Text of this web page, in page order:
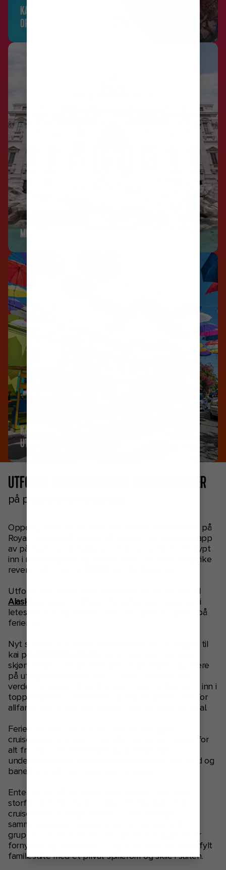
KARIBISK
OPPLEVELSE
MIDDELHAVSFERIE
KARIBISK
UTFERDSEL
UTFORSK UFORGLEMMELIGE DESTINASJONER
på prisvinnende cruiseskip.
Oppdag noen av de mest fantastiske reisemålene på
Royal Caribbean®-cruise. Få følelsen av øyliv og slapp
av på noen av de beste strendene i verden, dra dypt
inn i regnskogene og snorkle blant de mest fargerike
revene på cruise til
Utforsk den store, vide villmarken når du cruiser til
Alaska
og legg ut på eventyr på isbreer, vask gull i
letesamfunn, og vandre over den røffe tundraen på
ferien din.
Nyt smaker som pirrer smaksløkene når du legger til
kai på
skjønnheten i De britiske øyer, Skandinavia og videre
på uforglemmelige cruise i Europa. Uansett hvor i
verden du velger å vandre, kan cruise ta deg dypt inn i
topprangerte cruisehavner og skjulte perler utenfor
allfarvei, slik at du kan feriere i hver by som en lokal.
Ferien for livet ditt starter med de dristigste
cruiseskipene til sjøs — og våre har vunnet priser for
alt fra mat i verdensklasse og spektakulær
underholdning til rekordstore opplevelser om bord og
banebrytende teknologi og innovasjon.
Enten du er på tur alene eller ferierer med hele
storfamilien, har du alle slags ahh-fremkallende
cruisehytter å velge mellom — som rimelige
sammenkoblede staterom som er perfekte for
grupper, romantiske rom for par som lengter etter
fornyelse og avslapning — og til og med en actionfylt
familiesuite med et privat spillerom og sklie i suiten.